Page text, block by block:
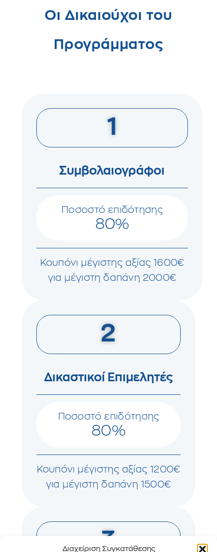
Διαχείριση Συγκατάθεσης
Οι Δικαιούχοι του
Προγράμματος
1
Συμβολαιογράφοι
Ποσοστό επιδότησης
80%
Κουπόνι μέγιστης αξίας 1600€
για μέγιστη δαπάνη 2000€
2
Δικαστικοί Επιμελητές
Ποσοστό επιδότησης
80%
Κουπόνι μέγιστης αξίας 1200€
για μέγιστη δαπάνη 1500€
3